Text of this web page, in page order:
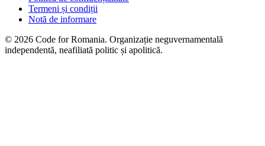
Termeni și condiții
Notă de informare
© 2026 Code for Romania. Organizație neguvernamentală
independentă, neafiliată politic și apolitică.